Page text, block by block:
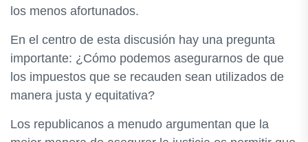
los menos afortunados.
En el centro de esta discusión hay una pregunta
importante: ¿Cómo podemos asegurarnos de que
los impuestos que se recauden sean utilizados de
manera justa y equitativa?
Los republicanos a menudo argumentan que la